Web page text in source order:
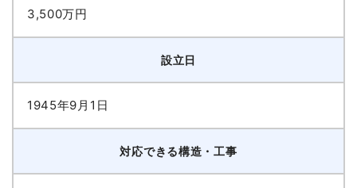
3,500万円
設立日
1945年9月1日
対応できる構造・工事